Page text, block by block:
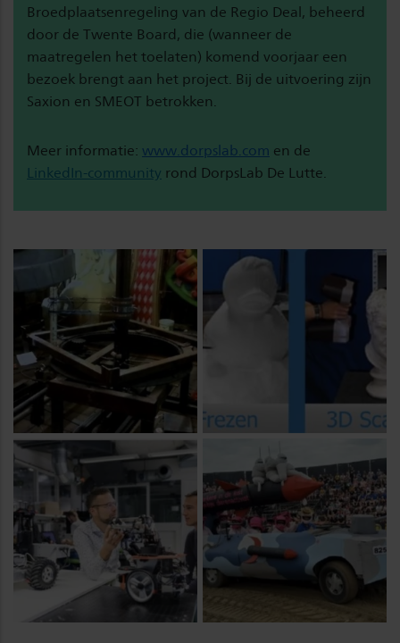
Broedplaatsenregeling van de Regio Deal, beheerd
door de Twente Board, die (wanneer de
maatregelen het toelaten) komend voorjaar een
bezoek brengt aan het project. Bij de uitvoering zijn
Saxion en SMEOT betrokken.
Meer informatie: www.dorpslab.com en de
LinkedIn-community rond DorpsLab De Lutte.